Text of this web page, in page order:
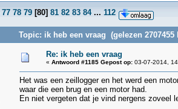
77 78 79[80] 81 82 83 84 ... 112
Topic: ik heb een vraag (gelezen 2707455
Re: ik heb een vraag
« Antwoord #1185 Gepost op:03-07-2014,
Het was een zeillogger en het werd een
waar die een brug en een motor had.
En niet vergeten dat je vind nergens zoveel